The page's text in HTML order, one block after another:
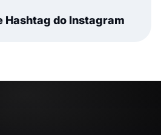
Hashtag do Instagram